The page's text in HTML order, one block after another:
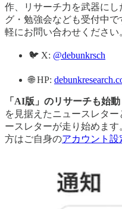
作、リサーチ力を武器に
グ・勉強会なども受付中
軽にお問い合わせください
🐦 X: @debunkrsch
🌐 HP:
「AI版」のリサーチも始動
を見据えたニュースレター
ースレターが走り始めま
方はご自身のアカウント設